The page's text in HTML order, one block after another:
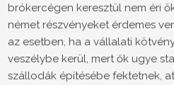
brókercégen keresztül nem éri
német részvényeket érdemes
az esetben, ha a vállalati
veszélybe kerül, mert ők ugye
szállodák építésébe fektetnek,